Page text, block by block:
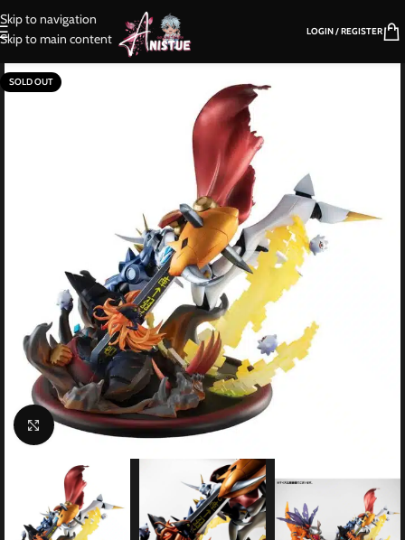
Skip to navigation
Skip to main content
LOGIN / REGISTER
SOLD OUT
Click to enlarge